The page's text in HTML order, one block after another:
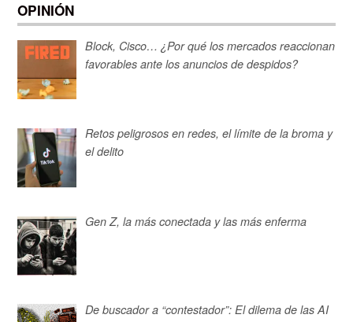
OPINIÓN
Block, Cisco… ¿Por qué los mercados reaccionan
favorables ante los anuncios de despidos?
Retos peligrosos en redes, el límite de la broma y
el delito
Gen Z, la más conectada y las más enferma
De buscador a “contestador”: El dilema de las AI